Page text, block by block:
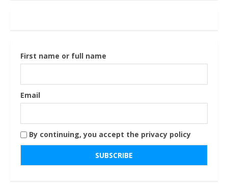
First name or full name
Email
By continuing, you accept the privacy policy